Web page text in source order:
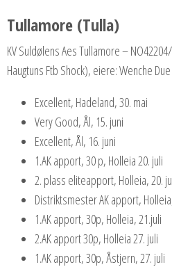
Tullamore (Tulla)
KV Suldølens Aes Tullamore –
Haugtuns Ftb Shock), eiere: Wenche
Excellent, Hadeland, 30. mai
Very Good, Ål, 15. juni
Excellent, Ål, 16. juni
1.AK apport, 30 p, Holleia 20. juli
2. plass eliteapport, Holleia, 20.
Distriktsmester AK apport,
1.AK apport, 30p, Holleia, 21.juli
2.AK apport 30p, Holleia 27. juli
1.AK apport, 30p, Åstjern, 27. juli